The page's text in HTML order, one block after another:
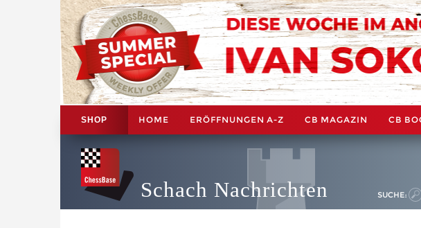
SHOP HOME ERÖFFNUNGEN A-Z CB MAGAZIN CB
Schach Nachrichten SUCHE: